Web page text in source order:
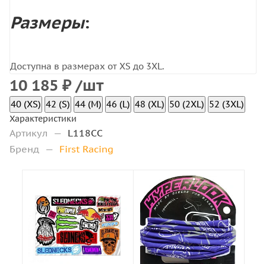
Размеры:
Доступна в размерах от XS до 3XL.
10 185 ₽ /шт
40 (XS) 42 (S) 44 (M) 46 (L) 48 (XL) 50 (2XL) 52 (3XL)
Характеристики
Артикул — L118CC
Бренд — First Racing